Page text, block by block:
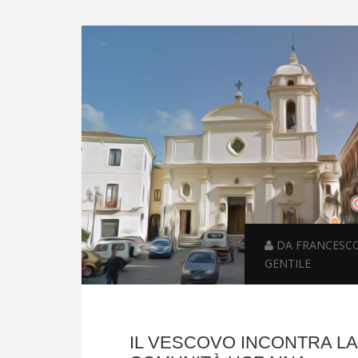
DA
GENTILE
IL VESCOVO INCONTRA LA